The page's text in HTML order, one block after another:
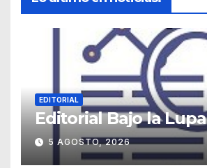
EDITORIAL
Editorial Bajo la Lupa
5 AGOSTO, 2026